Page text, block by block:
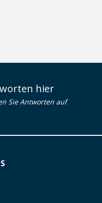
hier
Sie Antworten auf